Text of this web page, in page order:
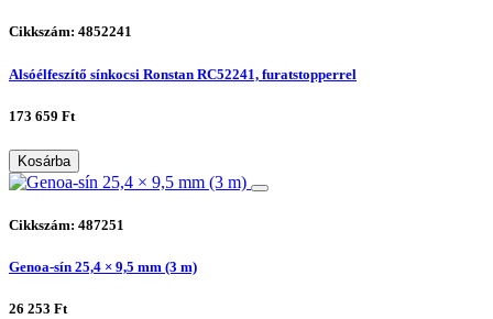
Cikkszám: 4852241
Alsóélfeszítő sínkocsi Ronstan RC52241, furatstopperrel
173 659 Ft
Kosárba
Cikkszám: 487251
Genoa-sín 25,4 × 9,5 mm (3 m)
26 253 Ft